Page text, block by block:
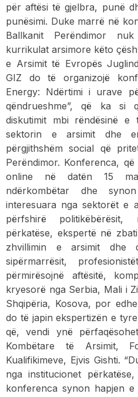
për aftësi të gjelbra, punë
punësimi. Duke marrë në
Ballkanit Perëndimor
kurrikulat arsimore këto
e Arsimit të Evropës
GIZ do të organizojë
Energy: Ndërtimi i urave
qëndrueshme”, që ka si
diskutimit mbi rëndësinë
sektorin e arsimit dhe
përgjithshëm social që
Perëndimor. Konferenca,
online në datën 15
ndërkombëtar dhe
interesuara nga sektorët e
përfshirë politikëbërësit,
përkatëse, ekspertë në
zhvillimin e arsimit dhe
sipërmarrësit,
përmirësojnë aftësitë,
kryesorë nga Serbia, Mali i
Shqipëria, Kosova, por
do të japin ekspertizën e
që, vendi ynë
Kombëtare të Arsimit,
Kualifikimeve, Ejvis Gishti.
nga institucionet
konferenca synon hapjen